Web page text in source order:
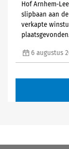
Hof Arnhem-
slipbaan aan
verkapte
6 augustus